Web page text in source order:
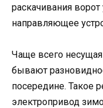
раскачивания
направляющее
Чаще всего
бывают
посередине. Такое
электропривод